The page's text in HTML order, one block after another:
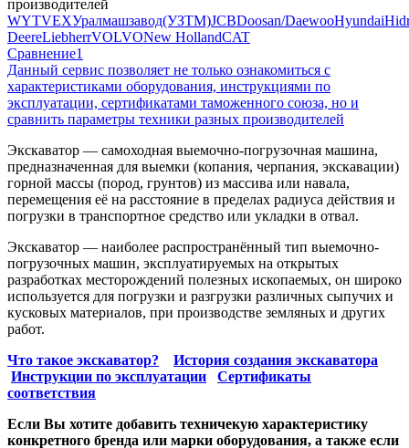
производителей
WYTVEXУралмашзавод(УЗТМ)JCBDoosan/DaewooHyundai
DeereLiebherrVOLVONew HollandCAT
Сравнение1
Данный сервис позволяет не только ознакомиться с
характеристиками оборудования, инструкциями по
эксплуатации, сертификатами таможенного союза, но и
сравнить параметры техники разных производителей
Экскаватор — самоходная выемочно-погрузочная машина,
предназначенная для выемки (копания, черпания, экскавации)
горной массы (пород, грунтов) из массива или навала,
перемещения её на расстояние в пределах радиуса действия и
погрузки в транспортное средство или укладки в отвал.
Экскаватор — наиболее распространённый тип выемочно-
погрузочных машин, эксплуатируемых на открытых
разработках месторождений полезных ископаемых, он широко
используется для погрузки и разгрузки различных сыпучих и
кусковых материалов, при производстве земляных и других
работ.
Что такое экскаватор?
История создания экскаватора
Инструкции по эксплуатации
Сертификаты
соответствия
Если Вы хотите добавить техничекую характеристику
конкретного бренда или марки оборудования, а также если